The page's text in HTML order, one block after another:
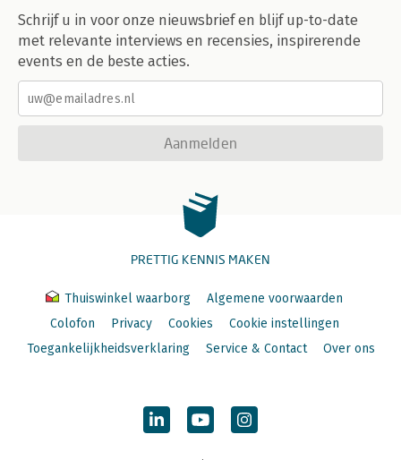
Schrijf u in voor onze nieuwsbrief en blijf up-to-date
met relevante interviews en recensies, inspirerende
events en de beste acties.
Aanmelden
PRETTIG KENNIS MAKEN
Thuiswinkel waarborg
Algemene voorwaarden
Colofon
Privacy Cookies
Cookie instellingen
Toegankelijkheidsverklaring
Service & Contact Over ons